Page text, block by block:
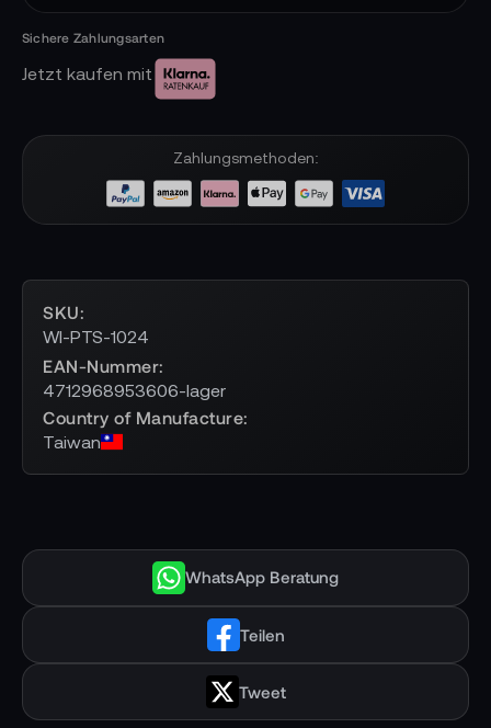
Jetzt kaufen mit
Zahlungsmethoden:
SKU
WI-PTS-1024
EAN-Nummer
4712968953606-lager
Country of Manufacture
Taiwan
WhatsApp Beratung
Teilen
Tweet